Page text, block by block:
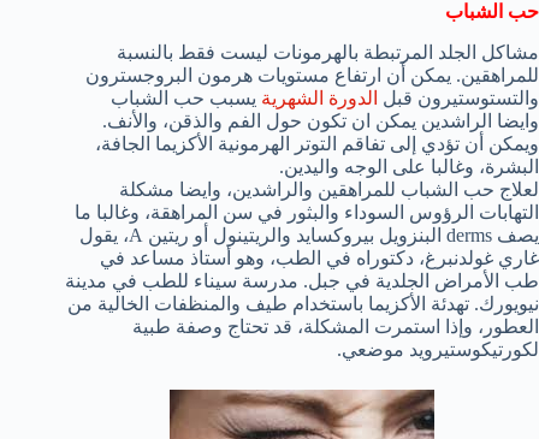
حب الشباب
مشاكل الجلد المرتبطة بالهرمونات ليست فقط بالنسبة
للمراهقين. يمكن أن ارتفاع مستويات هرمون البروجسترون
و التستوستيرون قبل الدورة الشهرية يسبب حب الشباب
وايضا الراشدين يمكن ان تكون حول الفم والذقن، والأنف.
ويمكن أن تؤدي إلى تفاقم التوتر الهرمونية الأكزيما الجافة،
البشرة، وغالبا على الوجه و اليدين.
لعلاج حب الشباب للمراهقين والراشدين، وايضا مشكلة
التهابات الرؤوس السوداء والبثور في سن المراهقة، وغالبا ما
يصف derms البنزويل بيروكسايد و الريتينول أو ريتين A،
يقول
غاري غولدنبرغ، دكتوراه في الطب، وهو أستاذ مساعد في
طب الأمراض الجلدية في جبل. مدرسة سيناء للطب في مدينة
نيويورك. تهدئة الأكزيما باستخدام طيف والمنظفات الخالية من
العطور ، وإذا استمرت المشكلة، قد تحتاج وصفة طبية
لكورتيكوستيرويد موضعي.